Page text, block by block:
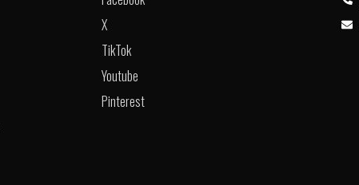
X
TikTok
Youtube
Pinterest